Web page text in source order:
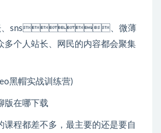
、论坛、sns、微薄
，众多个人站长、网民的内容都会聚集
版在哪下载
差不多，最主要的还是要自